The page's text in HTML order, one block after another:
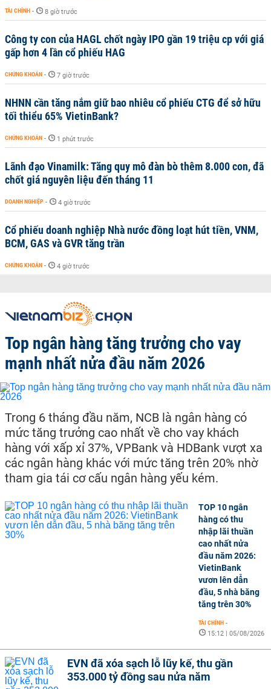
TÀI CHÍNH - 8 giờ trước
Công ty con của HAGL chốt ngày IPO gần 19 triệu cp với giá
gấp hơn 4 lần cổ phiếu HAG
CHỨNG KHOÁN - 7 giờ trước
NHNN cần tăng nắm giữ bao nhiêu cổ phiếu CTG để sở hữu
tối thiểu 65% VietinBank?
CHỨNG KHOÁN - 1 phút trước
Lãnh đạo Vinamilk: Tăng quy mô đàn bò thêm 8.000 con, đã
chốt giá nguyên liệu đến tháng 11
DOANH NGHIỆP - 4 giờ trước
Cổ phiếu doanh nghiệp Nhà nước đồng loạt hút tiền, VNM,
BCM, GAS và GVR tăng trần
CHỨNG KHOÁN - 4 giờ trước
Top ngân hàng tăng trưởng cho vay
mạnh nhất nửa đầu năm 2026
Trong 6 tháng đầu năm, NCB là ngân hàng có
mức tăng trưởng cao nhất về cho vay khách
hàng với xấp xỉ 37%, VPBank và HDBank vượt xa
các ngân hàng khác với mức tăng trên 20% nhờ
tham gia tái cơ cấu ngân hàng yếu kém.
TOP 10 ngân
hàng có thu
nhập lãi thuần
cao nhất nửa
đầu năm 2026:
VietinBank
vươn lên dẫn
đầu, 5 nhà băng
tăng trên 30%
TÀI CHÍNH -
15:12 | 05/08/2026
EVN đã xóa sạch lỗ lũy kế, thu gần
353.000 tỷ đồng sau nửa năm